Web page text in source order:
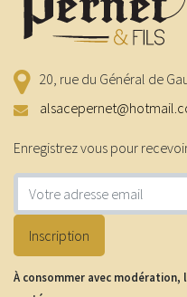
20, rue du Général de
Enregistrez vous pour
Adresse e-mail
Inscription
À consommer avec